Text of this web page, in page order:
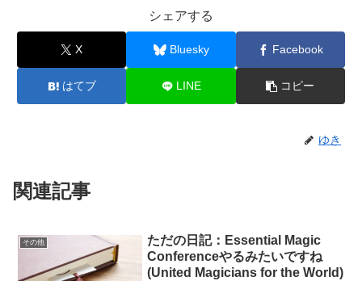
シェアする
X Bluesky Facebook
はてブ LINE コピー
ゆき
関連記事
その他
ただの日記：Essential Magic
Conferenceやるみたいですね
(United Magicians for the World)